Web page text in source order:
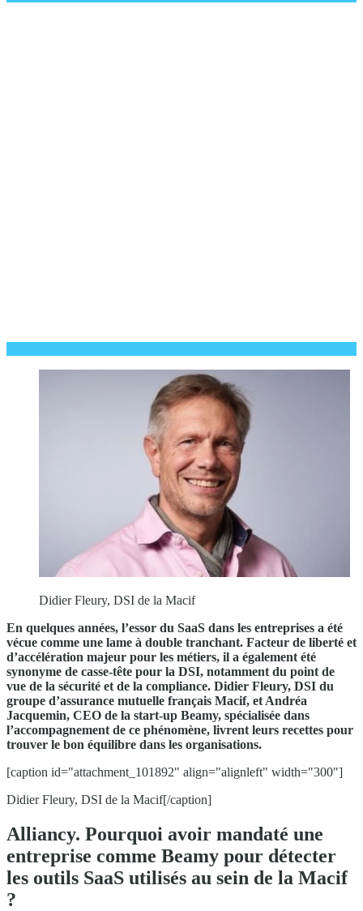
Didier Fleury, DSI de la Macif
En quelques années, l’essor du SaaS dans les entreprises a été
vécue comme une lame à double tranchant. Facteur de liberté et
d’accélération majeur pour les métiers, il a également été
synonyme de casse-tête pour la DSI, notamment du point de
vue de la sécurité et de la compliance. Didier Fleury, DSI du
groupe d’assurance mutuelle français Macif, et Andréa
Jacquemin, CEO de la start-up Beamy, spécialisée dans
l’accompagnement de ce phénomène, livrent leurs recettes pour
trouver le bon équilibre dans les organisations.
[caption id="attachment_101892" align="alignleft" width="300"]
Didier Fleury, DSI de la Macif[/caption]
Alliancy. Pourquoi avoir mandaté une
entreprise comme Beamy pour détecter
les outils SaaS utilisés au sein de la Macif
?